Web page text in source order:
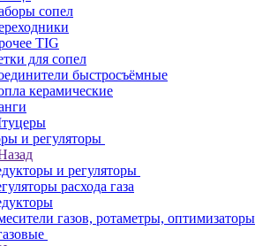
сопел
TIG
для сопел
быстросъёмные
керамические
и регуляторы
и регуляторы
расхода газа
газов, ротаметры, оптимизаторы